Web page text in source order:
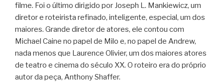
filme. Foi o último dirigido por Joseph L. Mankiewicz, um
diretor e roteirista refinado, inteligente, especial, um dos
maiores. Grande diretor de atores, ele contou com
Michael Caine no papel de Milo e, no papel de Andrew,
nada menos que Laurence Olivier, um dos maiores atores
de teatro e cinema do século XX. O roteiro era do próprio
autor da peça, Anthony Shaffer.